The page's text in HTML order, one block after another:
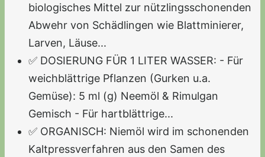
biologisches Mittel zur nützlingsschonenden
Abwehr von Schädlingen wie Blattminierer,
Larven, Läuse...
✅ DOSIERUNG FÜR 1 LITER WASSER: - Für
weichblättrige Pflanzen (Gurken u.a.
Gemüse): 5 ml (g) Neemöl & Rimulgan
Gemisch - Für hartblättrige...
✅ ORGANISCH: Niemöl wird im schonenden
Kaltpressverfahren aus den Samen des